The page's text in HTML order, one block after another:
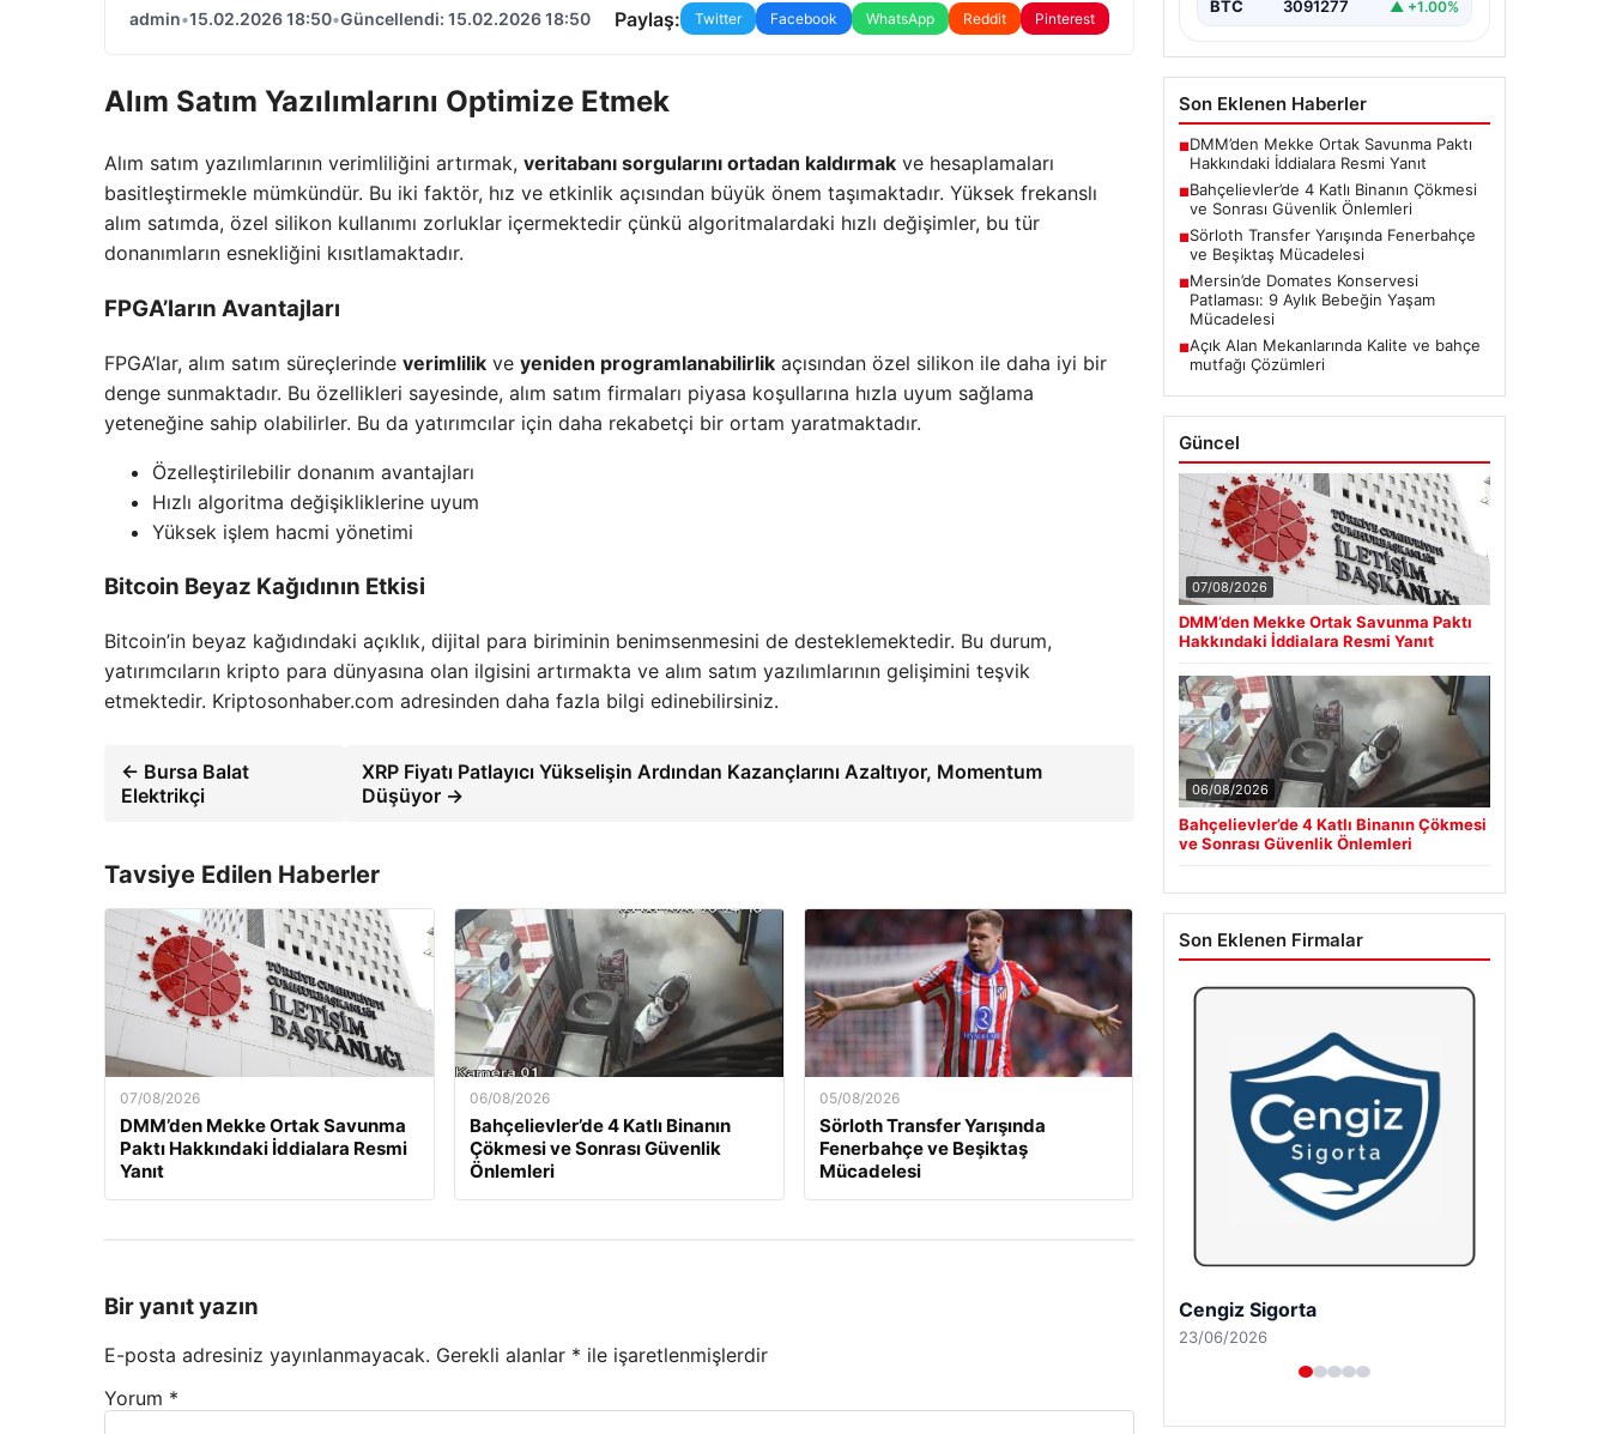
admin•15.02.2026 18:50•Güncellendi: 15.02.2026 18:50 Paylaş: Twitter Facebook WhatsApp Reddit Pinterest
Alım Satım Yazılımlarını Optimize Etmek
Alım satım yazılımlarının verimliliğini artırmak, veritabanı sorgularını ortadan kaldırmak ve hesaplamaları
basitleştirmekle mümkündür. Bu iki faktör, hız ve etkinlik açısından büyük önem taşımaktadır. Yüksek frekanslı
alım satımda, özel silikon kullanımı zorluklar içermektedir çünkü algoritmalardaki hızlı değişimler, bu tür
donanımların esnekliğini kısıtlamaktadır.
FPGA’ların Avantajları
FPGA’lar, alım satım süreçlerinde verimlilik ve yeniden programlanabilirlik açısından özel silikon ile daha iyi bir
denge sunmaktadır. Bu özellikleri sayesinde, alım satım firmaları piyasa koşullarına hızla uyum sağlama
yeteneğine sahip olabilirler. Bu da yatırımcılar için daha rekabetçi bir ortam yaratmaktadır.
Özelleştirilebilir donanım avantajları
Hızlı algoritma değişikliklerine uyum
Yüksek işlem hacmi yönetimi
Bitcoin Beyaz Kağıdının Etkisi
Bitcoin’in beyaz kağıdındaki açıklık, dijital para biriminin benimsenmesini de desteklemektedir. Bu durum,
yatırımcıların kripto para dünyasına olan ilgisini artırmakta ve alım satım yazılımlarının gelişimini teşvik
etmektedir. Kriptosonhaber.com adresinden daha fazla bilgi edinebilirsiniz.
← Bursa Balat
Elektrikçi
XRP Fiyatı Patlayıcı Yükselişin Ardından Kazançlarını Azaltıyor, Momentum
Düşüyor →
Tavsiye Edilen Haberler
07/08/2026
DMM’den Mekke Ortak Savunma
Paktı Hakkındaki İddialara Resmi
Yanıt
06/08/2026
Bahçelievler’de 4 Katlı Binanın
Çökmesi ve Sonrası Güvenlik
Önlemleri
05/08/2026
Sörloth Transfer Yarışında
Fenerbahçe ve Beşiktaş
Mücadelesi
Bir yanıt yazın
E-posta adresiniz yayınlanmayacak. Gerekli alanlar * ile işaretlenmişlerdir
Yorum *
BTC 3091277 ▲ +1.00%
Son Eklenen Haberler
■DMM’den Mekke Ortak Savunma Paktı
Hakkındaki İddialara Resmi Yanıt
■Bahçelievler’de 4 Katlı Binanın Çökmesi
ve Sonrası Güvenlik Önlemleri
■Sörloth Transfer Yarışında Fenerbahçe
ve Beşiktaş Mücadelesi
■Mersin’de Domates Konservesi
Patlaması: 9 Aylık Bebeğin Yaşam
Mücadelesi
■Açık Alan Mekanlarında Kalite ve bahçe
mutfağı Çözümleri
Güncel
07/08/2026
DMM’den Mekke Ortak Savunma Paktı
Hakkındaki İddialara Resmi Yanıt
06/08/2026
Bahçelievler’de 4 Katlı Binanın Çökmesi
ve Sonrası Güvenlik Önlemleri
Son Eklenen Firmalar
Hastaş Beton
26/05/2026